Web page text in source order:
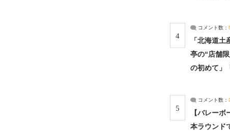
4
コメント数：
「北海道
亭の“店舗
の初めて」
5
コメント数：
【バレー
本ラウンド